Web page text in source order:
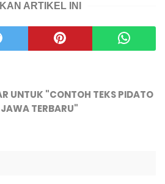
ARTIKEL INI
UNTUK "CONTOH TEKS PIDATO
TERBARU"